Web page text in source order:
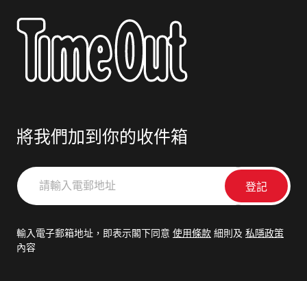
將我們加到你的收件箱
請
輸
郵
輸入電子郵箱地址，即表示閣下同意 使用條款 細則及 私隱政策
內容